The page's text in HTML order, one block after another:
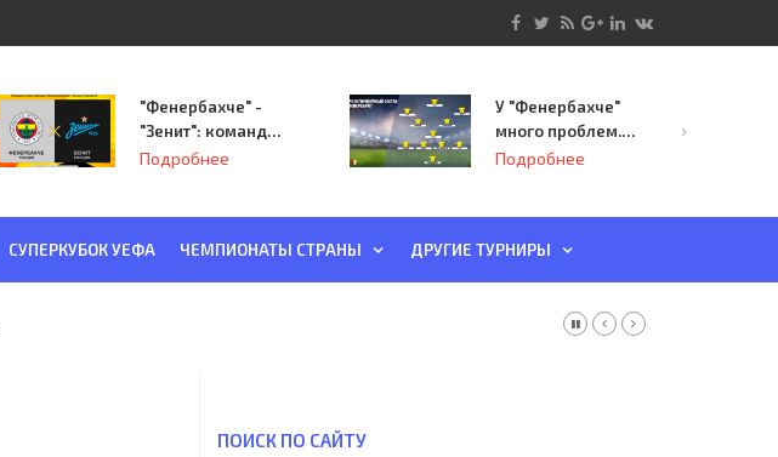
"Фенербахче" -
"Зенит": команда
Семака начинает
Подробнее
У "Фенербахче"
много проблем.
Но он опасен для
Подробнее
СУПЕРКУБОК УЕФА ЧЕМПИОНАТЫ СТРАНЫ ДРУГИЕ ТУРНИРЫ
ПОИСК ПО САЙТУ